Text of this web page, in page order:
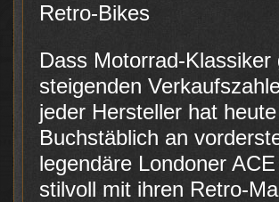
Retro-Bikes
Dass Motorrad-
steigenden
jeder Hersteller hat
Buchstäblich an
legendäre Londoner
stilvoll mit ihren Retro-